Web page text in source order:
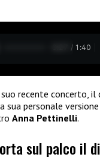
0:28 / 1:40
recente concerto, il
sua personale versione
Anna Pettinelli.
sul palco il